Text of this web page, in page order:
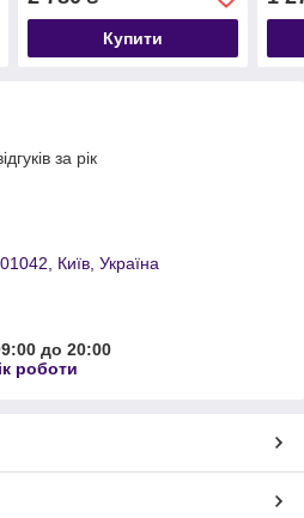
Купити
за рік
Київ, Україна
до 20:00
роботи